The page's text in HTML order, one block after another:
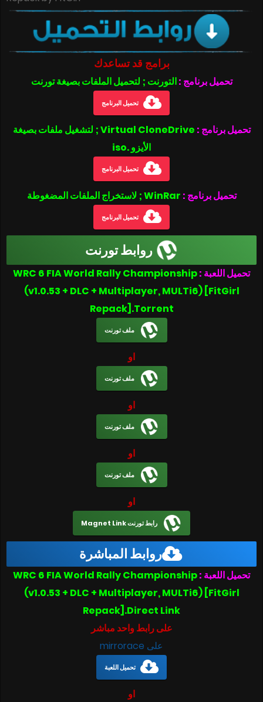
برامج قد تساعدك
تحميل برنامج :التورنت ; لتحميل الملفات بصيغة تورنت
تحميل البرنامج
تحميل برنامج :
Virtual CloneDrive ; لتشغيل ملفات بصيغة
الأيزو .iso
تحميل البرنامج
تحميل برنامج : WinRar ; لاستخراج الملفات المضغوطة
تحميل البرنامج
روابط تورنت
تحميل اللعبة :WRC 6 FIA World Rally Championship
(v1.0.53 + DLC + Multiplayer, MULTi6) [FitGirl
Repack].Torrent
ملف تورنت
او
ملف تورنت
او
ملف تورنت
او
ملف تورنت
او
رابط تورنت Magnet Link
روابط المباشرة
تحميل اللعبة :WRC 6 FIA World Rally Championship
(v1.0.53 + DLC + Multiplayer, MULTi6) [FitGirl
Repack].Direct Link
على رابط واحد مباشر
على mirrorace
تحميل اللعبة
او